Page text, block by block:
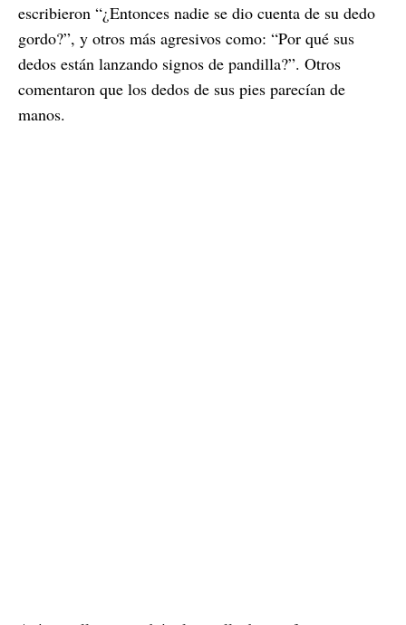
escribieron “¿Entonces nadie se dio cuenta de su dedo
gordo?”, y otros más agresivos como: “Por qué sus
dedos están lanzando signos de pandilla?”. Otros
comentaron que los dedos de sus pies parecían de
manos.